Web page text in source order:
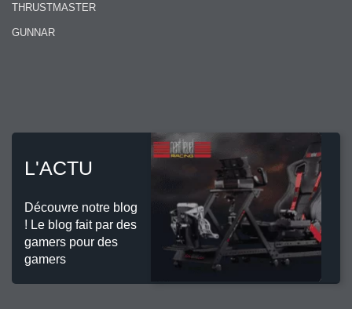
THRUSTMASTER
GUNNAR
L'ACTU
Découvre notre blog
! Le blog fait par des
gamers pour des
gamers